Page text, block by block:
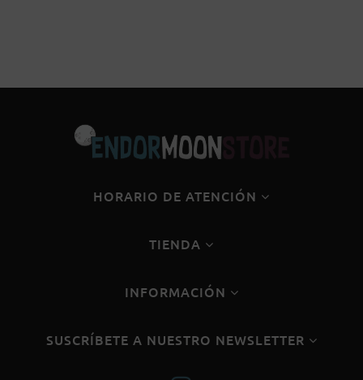
HORARIO DE ATENCIÓN
TIENDA
INFORMACIÓN
SUSCRÍBETE A NUESTRO NEWSLETTER